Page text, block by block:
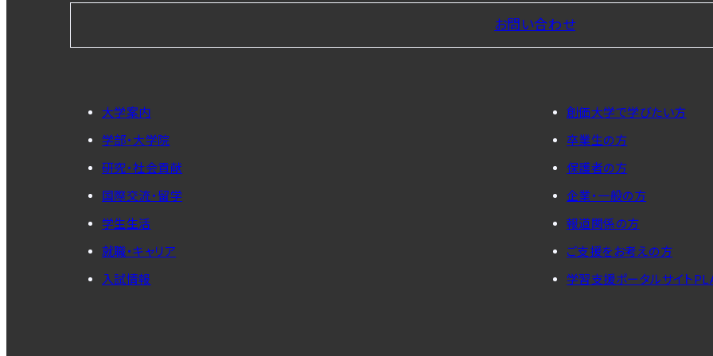
お問い合わせ
大学案内
学部・大学院
研究・社会貢献
国際交流・留学
学生生活
就職・キャリア
入試情報
創価大学で学びたい方
卒業生の方
保護者の方
企業・一般の方
報道関係の方
ご支援をお考えの方
学習支援ポータルサイト